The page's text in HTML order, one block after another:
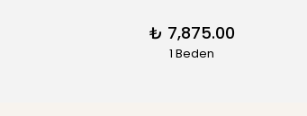
₺ 7,875.00
1 Beden